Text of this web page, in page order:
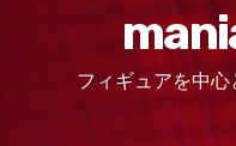
フィギュアを中